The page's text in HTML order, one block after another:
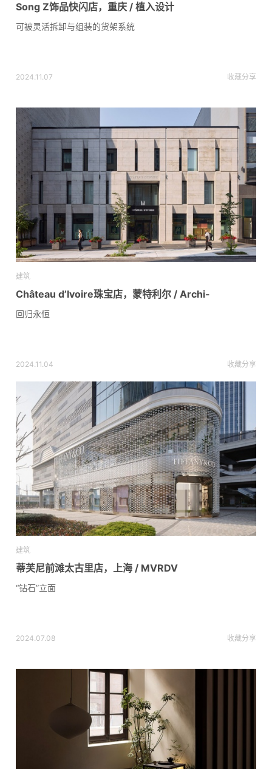
Song Z饰品快闪店，重庆 / 植入设计
可被灵活拆卸与组装的货架系统
2024.11.07 收藏分享
建筑
Château d’Ivoire珠宝店，蒙特利尔 / Archi-
回归永恒
2024.11.04 收藏分享
建筑
蒂芙尼前滩太古里店，上海 / MVRDV
“钻石”立面
2024.07.08 收藏分享